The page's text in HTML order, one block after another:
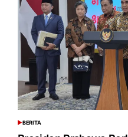
POSTED
IN
BERITA